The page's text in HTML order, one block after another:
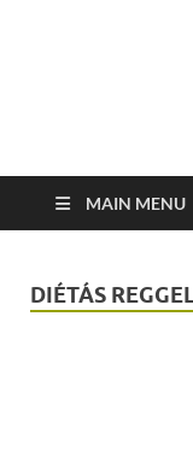
MAIN MENU
DIÉTÁS